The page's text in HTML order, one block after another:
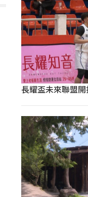
長耀盃未來聯盟